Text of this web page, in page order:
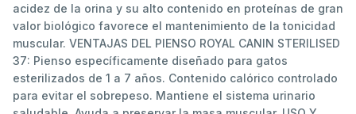
acidez de la orina y su alto contenido en proteínas de gran
valor biológico favorece el mantenimiento de la tonicidad
muscular. VENTAJAS DEL PIENSO ROYAL CANIN STERILISED
37: Pienso específicamente diseñado para gatos
esterilizados de 1 a 7 años. Contenido calórico controlado
para evitar el sobrepeso. Mantiene el sistema urinario